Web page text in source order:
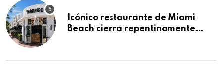
Icónico restaurante de Miami
Beach cierra repentinamente